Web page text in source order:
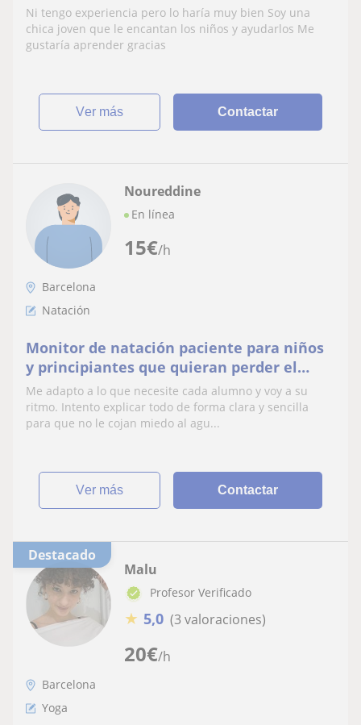
Ni tengo experiencia pero lo haría muy bien Soy una
chica joven que le encantan los niños y ayudarlos Me
gustaría aprender gracias
ver más Contactar
15€/h
Noureddine
En línea
Barcelona
Natación
Monitor de natación paciente para niños
y principiantes que quieran perder el
miedo al agua.
Me adapto a lo que necesite cada alumno y voy a su
ritmo. Intento explicar todo de forma clara y sencilla
para que no le cojan miedo al agu...
ver más Contactar
Destacado
20€/h
Malu
Profesor Verificado
★ 5,0 (3 valoraciones)
Barcelona
Yoga